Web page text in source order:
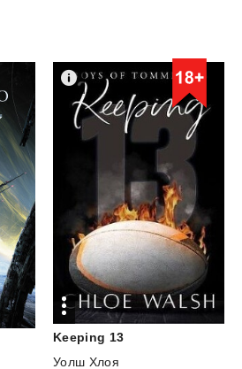
Keeping 13
Уолш Хлоя